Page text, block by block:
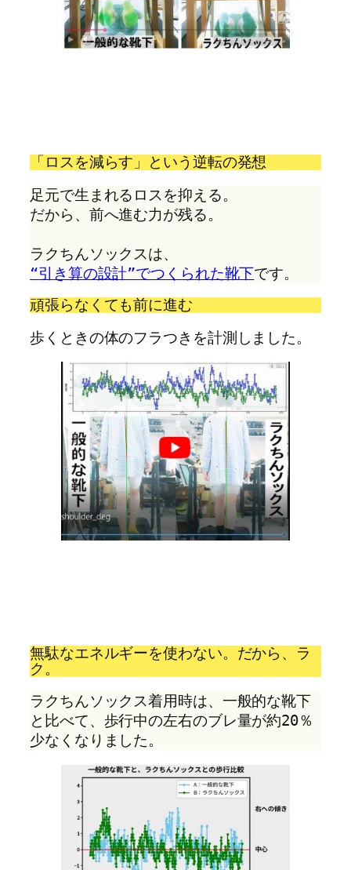
「ロスを減らす」という逆転の発想
足元で生まれるロスを抑える。
だから、前へ進む力が残る。
ラクちんソックスは、
“引き算の設計”でつくられた靴下です。
頑張らなくても前に進む
歩くときの体のフラつきを計測しました。
無駄なエネルギーを使わない。だから、ラ
ク。
ラクちんソックス着用時は、一般的な靴下
と比べて、歩行中の左右のブレ量が約20％
少なくなりました。